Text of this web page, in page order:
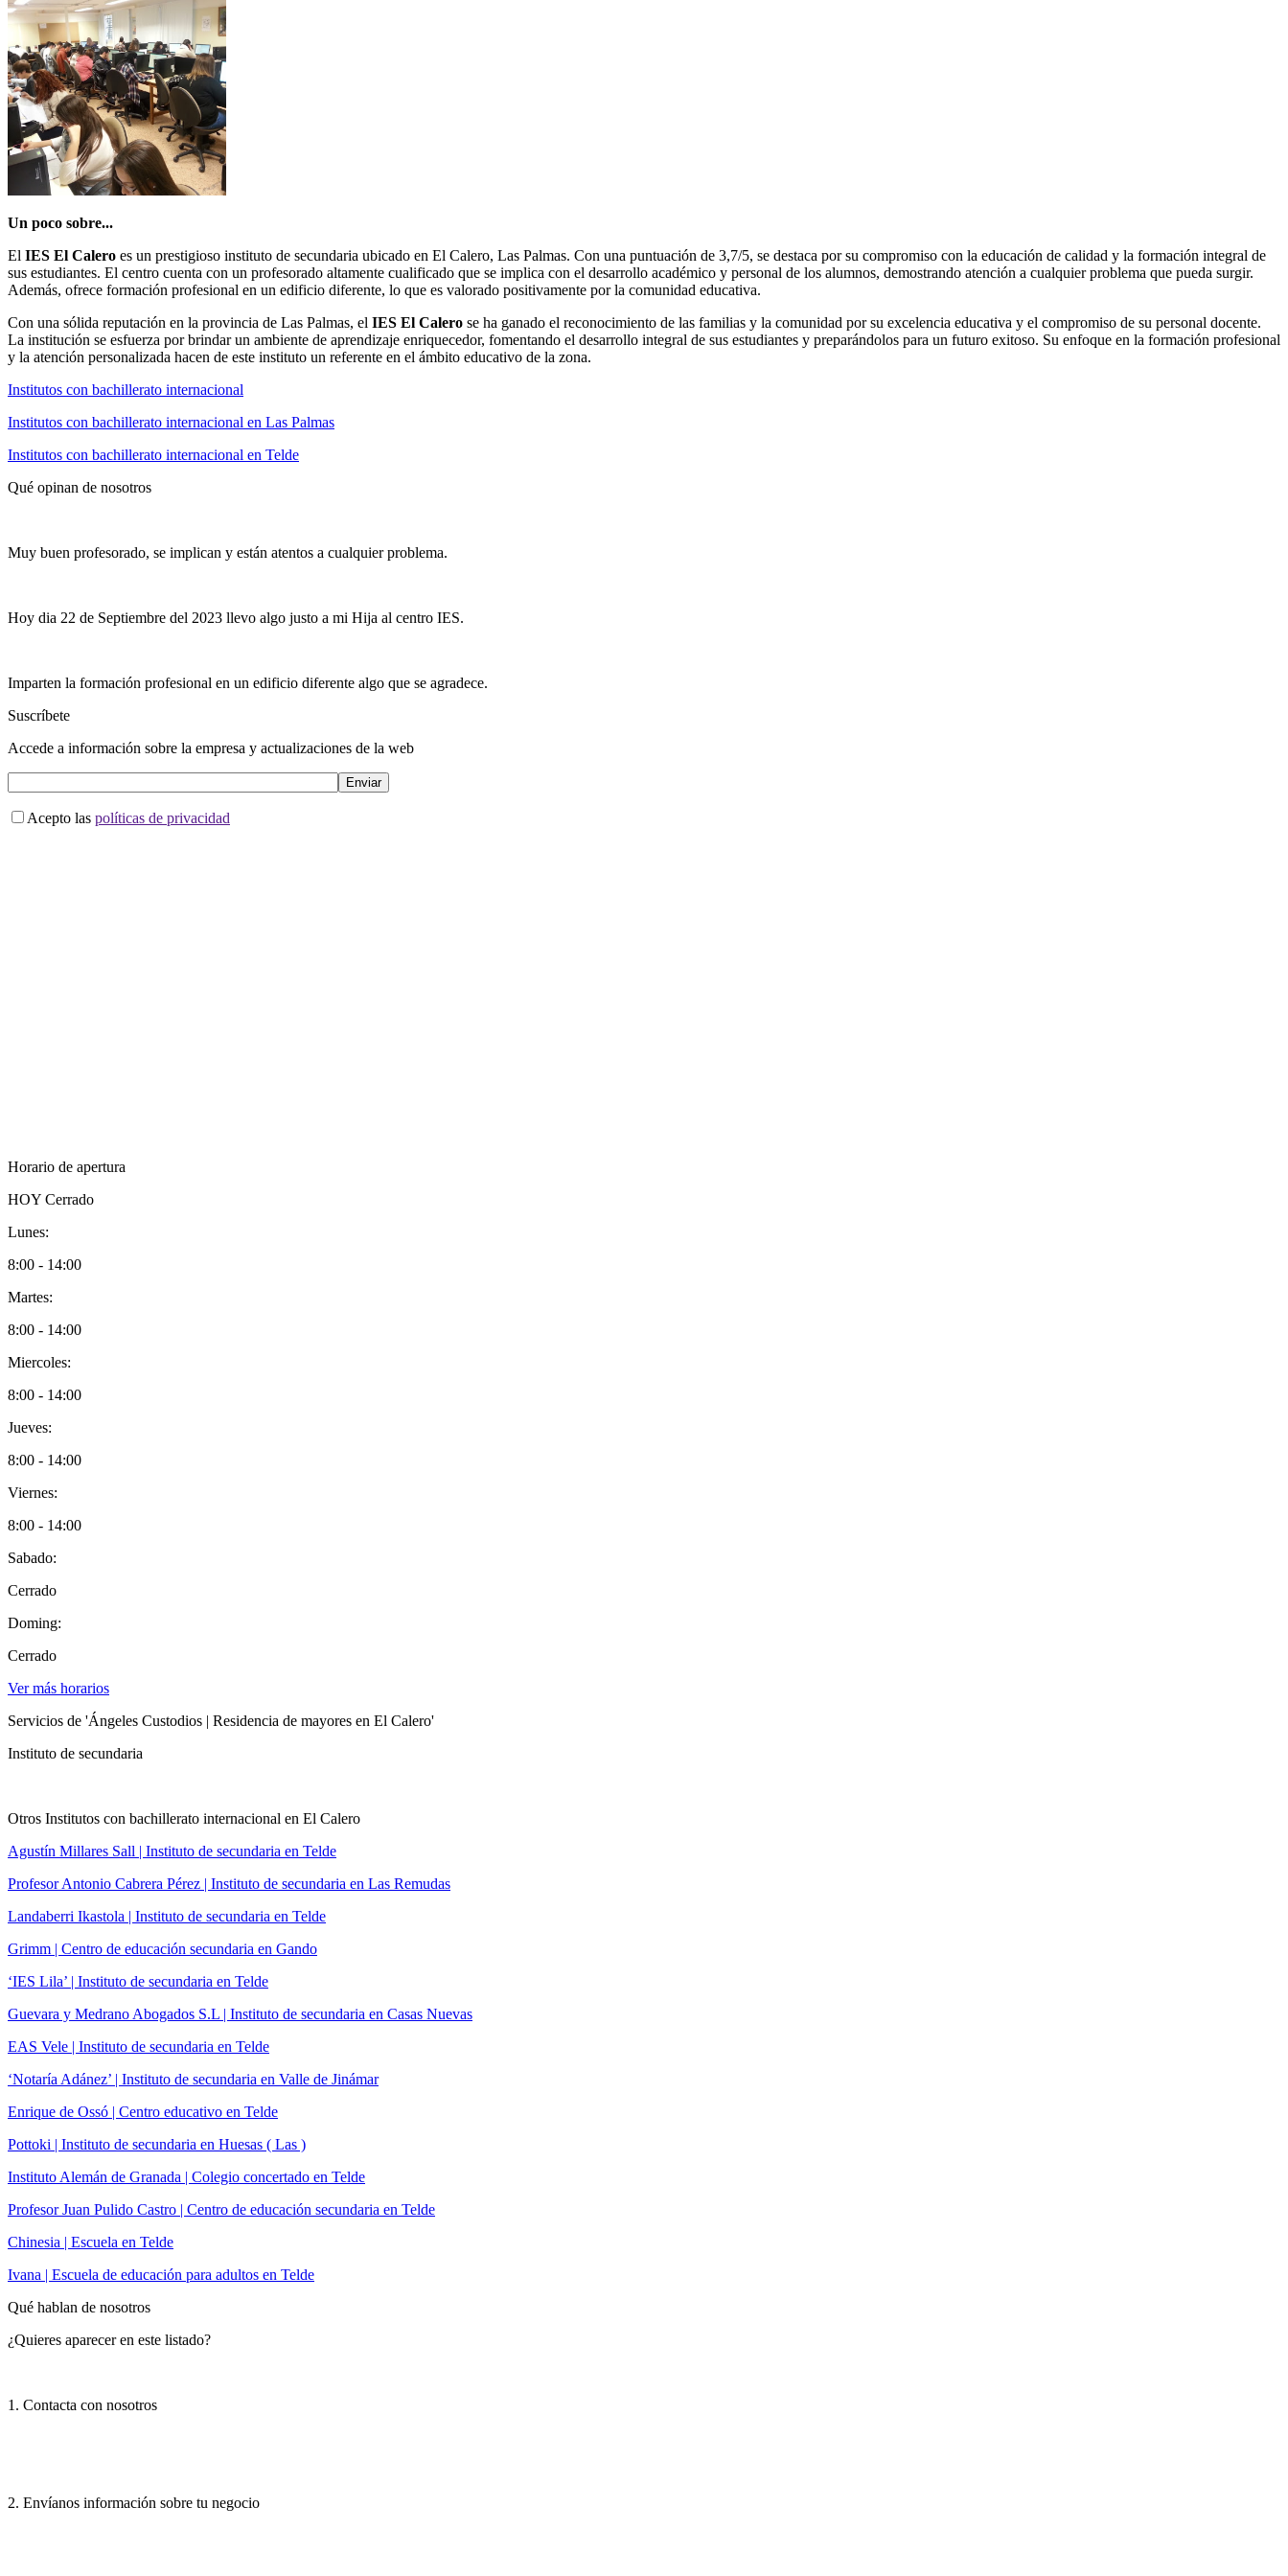
Un poco sobre...
El IES El Calero es un prestigioso instituto de secundaria ubicado en El Calero, Las Palmas. Con una puntuación de 3,7/5, se destaca por su compromiso con la educación de calidad y la formación integral de
sus estudiantes. El centro cuenta con un profesorado altamente cualificado que se implica con el desarrollo académico y personal de los alumnos, demostrando atención a cualquier problema que pueda surgir.
Además, ofrece formación profesional en un edificio diferente, lo que es valorado positivamente por la comunidad educativa.
Con una sólida reputación en la provincia de Las Palmas, el IES El Calero se ha ganado el reconocimiento de las familias y la comunidad por su excelencia educativa y el compromiso de su personal docente.
La institución se esfuerza por brindar un ambiente de aprendizaje enriquecedor, fomentando el desarrollo integral de sus estudiantes y preparándolos para un futuro exitoso. Su enfoque en la formación profesional
y la atención personalizada hacen de este instituto un referente en el ámbito educativo de la zona.
Institutos con bachillerato internacional
Institutos con bachillerato internacional en Las Palmas
Institutos con bachillerato internacional en Telde
Qué opinan de nosotros
Muy buen profesorado, se implican y están atentos a cualquier problema.
Hoy dia 22 de Septiembre del 2023 llevo algo justo a mi Hija al centro IES.
Imparten la formación profesional en un edificio diferente algo que se agradece.
Suscríbete
Accede a información sobre la empresa y actualizaciones de la web
Acepto las políticas de privacidad
Horario de apertura
HOY Cerrado
Lunes:
8:00 - 14:00
Martes:
8:00 - 14:00
Miercoles:
8:00 - 14:00
Jueves:
8:00 - 14:00
Viernes:
8:00 - 14:00
Sabado:
Cerrado
Doming:
Cerrado
Ver más horarios
Servicios de 'Ángeles Custodios | Residencia de mayores en El Calero'
Instituto de secundaria
Otros Institutos con bachillerato internacional en El Calero
Agustín Millares Sall | Instituto de secundaria en Telde
Profesor Antonio Cabrera Pérez | Instituto de secundaria en Las Remudas
Landaberri Ikastola | Instituto de secundaria en Telde
Grimm | Centro de educación secundaria en Gando
‘IES Lila’ | Instituto de secundaria en Telde
Guevara y Medrano Abogados S.L | Instituto de secundaria en Casas Nuevas
EAS Vele | Instituto de secundaria en Telde
‘Notaría Adánez’ | Instituto de secundaria en Valle de Jinámar
Enrique de Ossó | Centro educativo en Telde
Pottoki | Instituto de secundaria en Huesas ( Las )
Instituto Alemán de Granada | Colegio concertado en Telde
Profesor Juan Pulido Castro | Centro de educación secundaria en Telde
Chinesia | Escuela en Telde
Ivana | Escuela de educación para adultos en Telde
Qué hablan de nosotros
¿Quieres aparecer en este listado?
1. Contacta con nosotros
2. Envíanos información sobre tu negocio